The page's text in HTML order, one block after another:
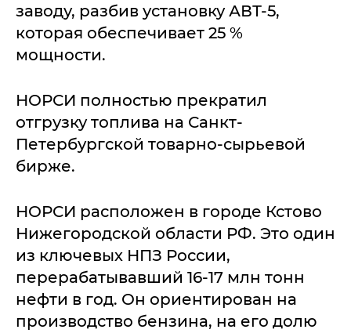
заводу, разбив установку АВТ-5,
которая обеспечивает 25 %
мощности.
НОРСИ полностью прекратил
отгрузку топлива на Санкт-
Петербургской товарно-сырьевой
бирже.
НОРСИ расположен в городе Кстово
Нижегородской области РФ. Это один
из ключевых НПЗ России,
перерабатывавший 16-17 млн тонн
нефти в год. Он ориентирован на
производство бензина, на его долю